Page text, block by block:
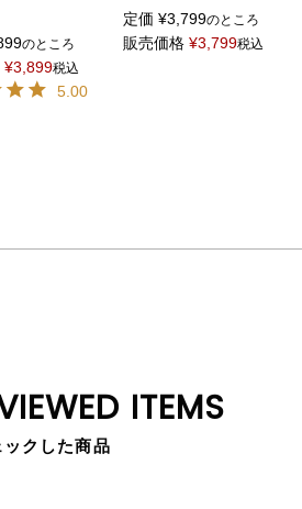
のところ
¥3,899税込
5.00
定価 ¥3,799のところ
販売価格 ¥3,799税込
ITEMS
クした商品